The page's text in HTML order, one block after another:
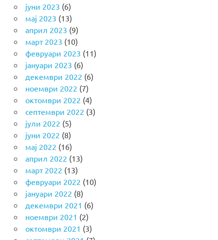
јуни 2023 (6)
мај 2023 (13)
април 2023 (9)
март 2023 (10)
февруари 2023 (11)
јануари 2023 (6)
декември 2022 (6)
ноември 2022 (7)
октомври 2022 (4)
септември 2022 (3)
јули 2022 (5)
јуни 2022 (8)
мај 2022 (16)
април 2022 (13)
март 2022 (13)
февруари 2022 (10)
јануари 2022 (8)
декември 2021 (6)
ноември 2021 (2)
октомври 2021 (3)